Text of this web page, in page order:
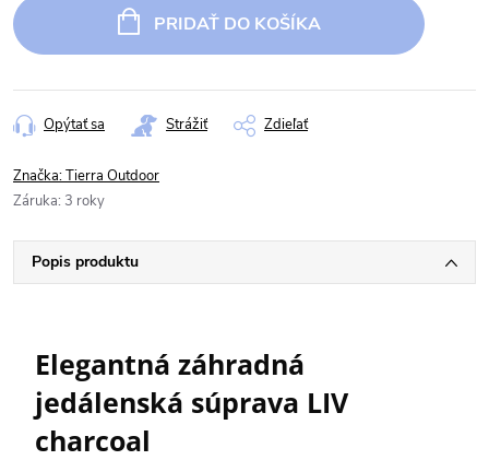
cena:
PRIDAŤ DO KOŠÍKA
Opýtať sa Strážiť Zdieľať
Značka:Tierra Outdoor
Záruka: 3 roky
Popis produktu
Elegantná záhradná
jedálenská súprava LIV
charcoal